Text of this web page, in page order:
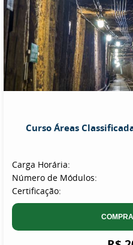
Curso Áreas
Carga Horária:
Número de Módulos:
Certificação: